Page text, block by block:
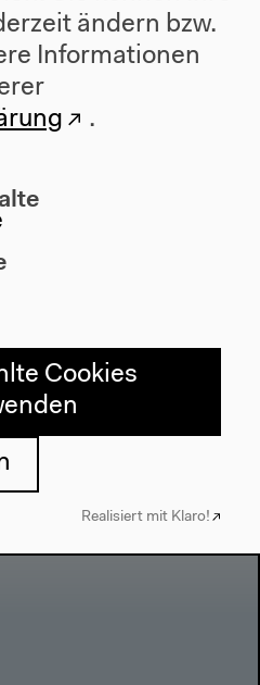
| Eli Pavel
Nächste Veranstaltung
Pirañas
ändern bzw.
Informationen
.
Cookies
Realisiert mit Klaro!